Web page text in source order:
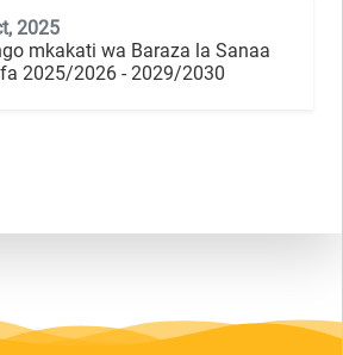
2025
mkakati wa Baraza la Sanaa
2025/2026 - 2029/2030